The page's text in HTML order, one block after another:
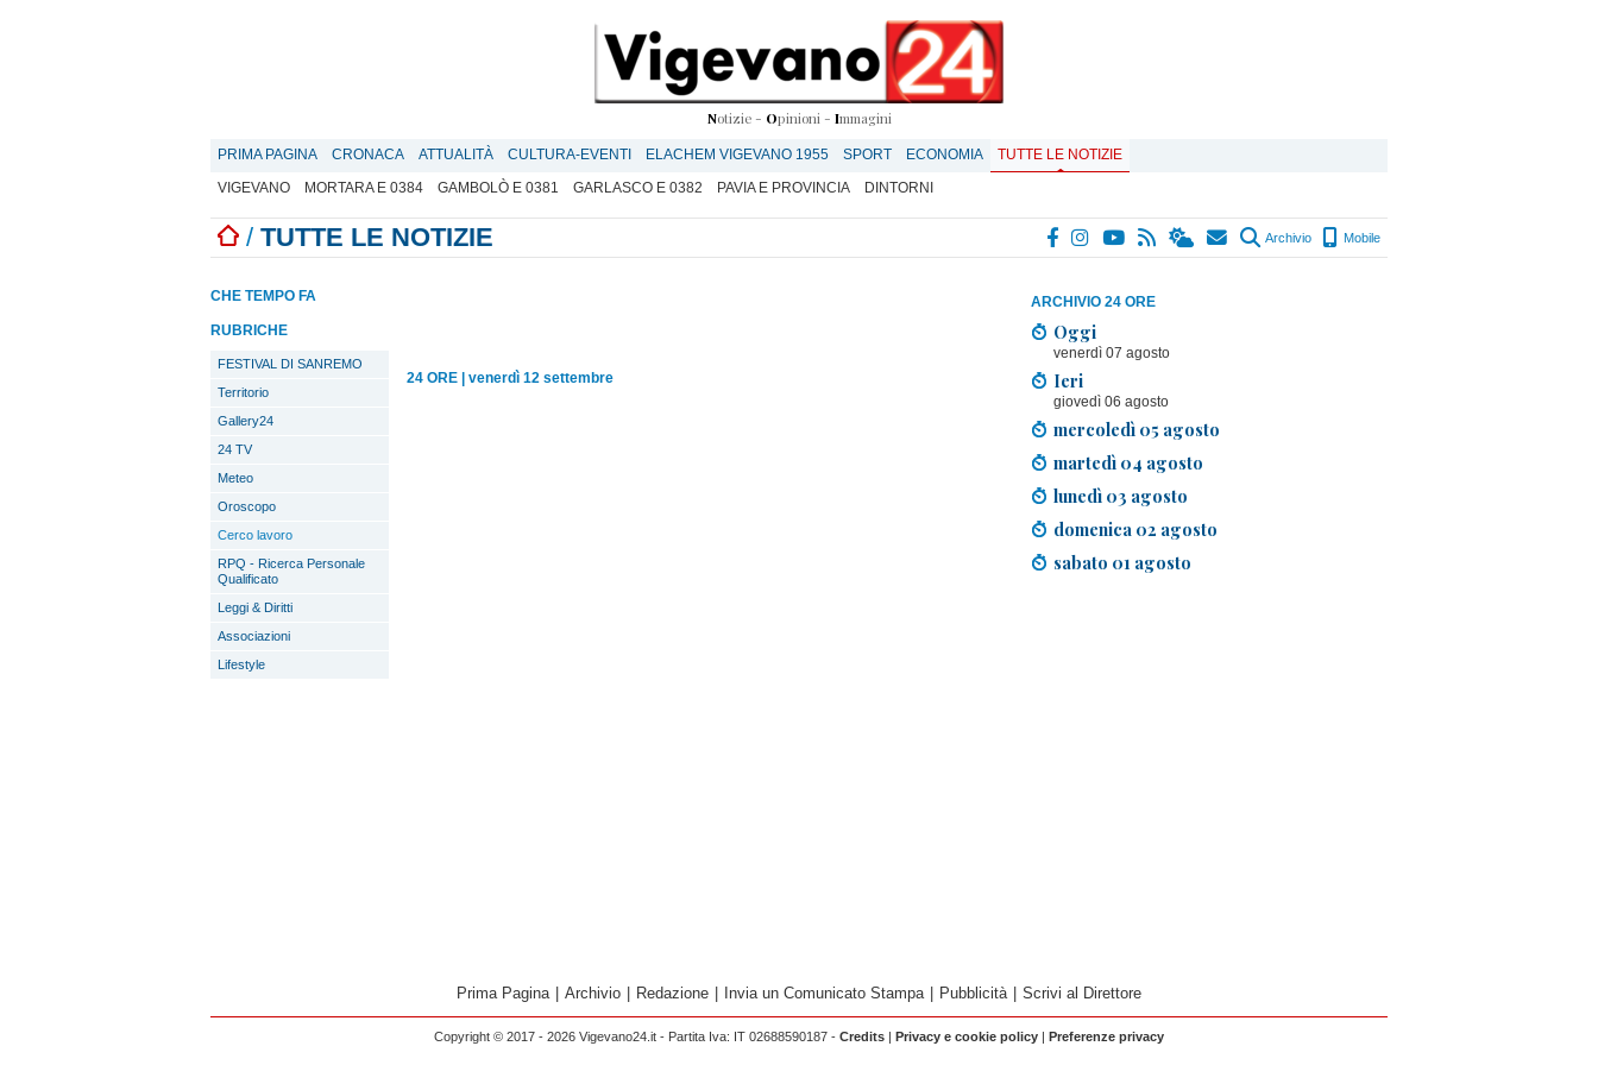
Notizie - Opinioni - Immagini
PRIMA PAGINA CRONACA ATTUALITÀ CULTURA-EVENTI ELACHEM VIGEVANO 1955 SPORT ECONOMIA
TUTTE LE NOTIZIE
VIGEVANO
MORTARA E 0384 GAMBOLÒ E 0381 GARLASCO E 0382 PAVIA E PROVINCIA DINTORNI
/ TUTTE LE NOTIZIE Archivio Mobile
ARCHIVIO 24 ORE
Oggi
venerdì 07 agosto
Ieri
giovedì 06 agosto
mercoledì 05 agosto
martedì 04 agosto
lunedì 03 agosto
domenica 02 agosto
sabato 01 agosto
CHE TEMPO FA
RUBRICHE
FESTIVAL DI SANREMO
Territorio
Gallery24
24 TV
Meteo
Oroscopo
Cerco lavoro
RPQ - Ricerca Personale
Qualificato
Leggi & Diritti
Associazioni
Lifestyle
24 ORE venerdì 12 settembre
Prima Pagina Archivio Redazione Invia un Comunicato Stampa Pubblicità Scrivi al Direttore
Copyright © 2017 - 2026 Vigevano24.it - Partita Iva: IT 02688590187 - Credits | Privacy e cookie policy | Preferenze privacy